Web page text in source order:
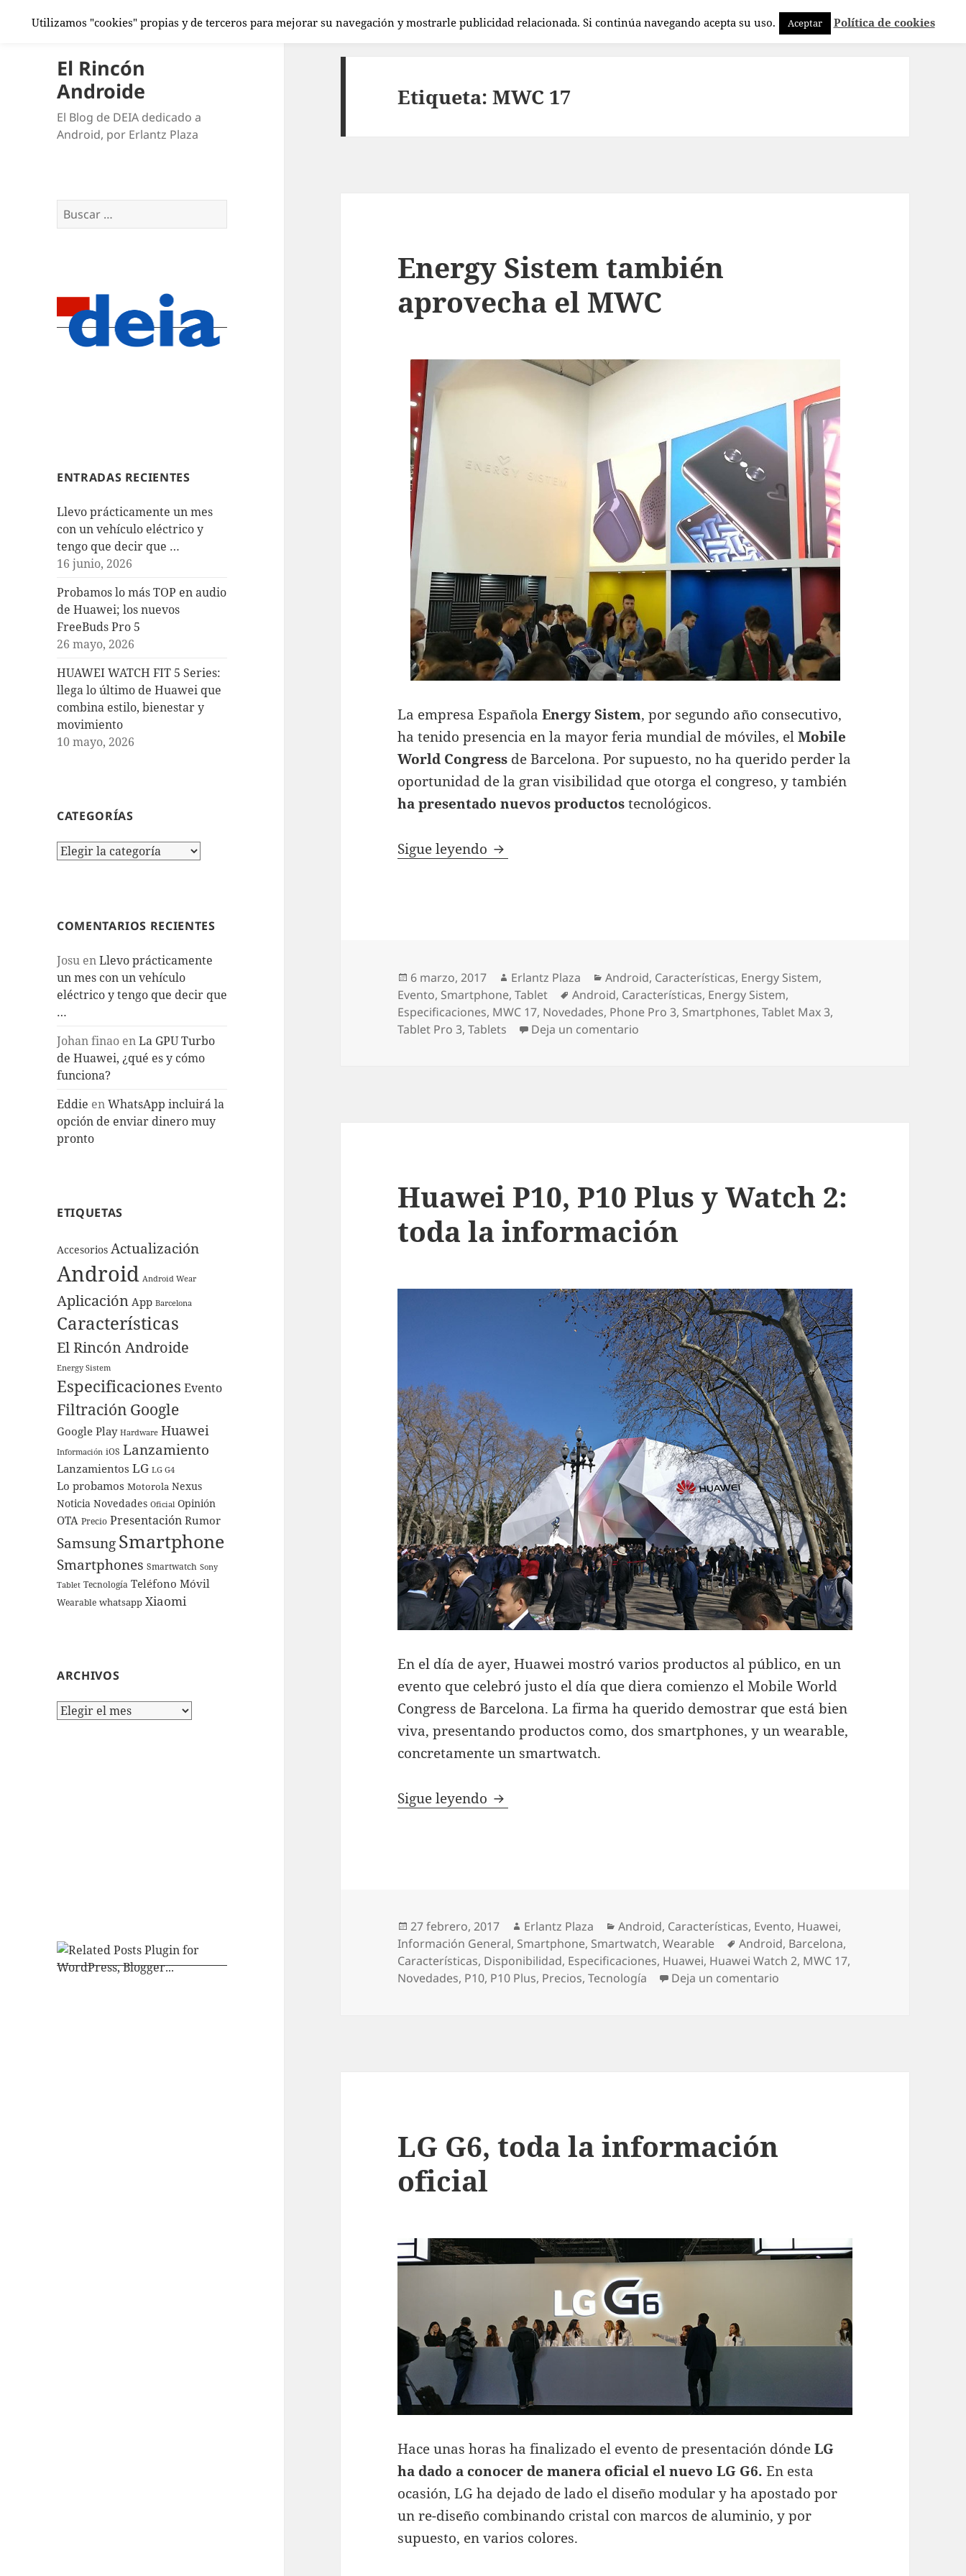
El Rincón
Androide
El Blog de DEIA dedicado a
Android, por Erlantz Plaza
Buscar:
ENTRADAS RECIENTES
Llevo prácticamente un mes
con un vehículo eléctrico y
tengo que decir que …
16 junio, 2026
Probamos lo más TOP en audio
de Huawei; los nuevos
FreeBuds Pro 5
26 mayo, 2026
HUAWEI WATCH FIT 5 Series:
llega lo último de Huawei que
combina estilo, bienestar y
movimiento
10 mayo, 2026
CATEGORÍAS
Categorías
COMENTARIOS RECIENTES
Josu enLlevo prácticamente
un mes con un vehículo
eléctrico y tengo que decir que
…
Johan finao enLa GPU Turbo
de Huawei, ¿qué es y cómo
funciona?
Eddie enWhatsApp incluirá la
opción de enviar dinero muy
pronto
ETIQUETAS
Accesorios Actualización
Android Android Wear
Aplicación App Barcelona
Características
El Rincón Androide
Energy Sistem
Especificaciones Evento
Filtración Google
Google Play Hardware Huawei
Información iOS Lanzamiento
Lanzamientos LG LG G4
Lo probamos Motorola Nexus
Noticia Novedades Oficial Opinión
OTA Precio Presentación Rumor
SamsungSmartphone
Smartphones Smartwatch Sony
Tablet Tecnología Teléfono Móvil
Wearable whatsapp Xiaomi
ARCHIVOS
Archivos
Etiqueta:MWC 17
Energy Sistem también
aprovecha el MWC
La empresa EspañolaEnergy Sistem, por segundo año consecutivo,
ha tenido presencia en la mayor feria mundial de móviles, elMobile
World Congress de Barcelona. Por supuesto, no ha querido perder la
oportunidad de la gran visibilidad que otorga el congreso, y también
ha presentado nuevos productostecnológicos.
Sigue leyendo Energy Sistem también aprovecha el MWC
Publicado
el
6 marzo, 2017 Autor
Erlantz Plaza Categorías
Android, Características, Energy Sistem,
Evento, Smartphone,Tablet Etiquetas
Android, Características, Energy Sistem,
Especificaciones, MWC 17, Novedades, Phone Pro 3, Smartphones,Tablet Max 3,
Tablet Pro 3,Tablets Deja un comentario
Huawei P10, P10 Plus y Watch 2:
toda la información
En el día de ayer, Huawei mostró varios productos al público, en un
evento que celebró justo el día que diera comienzo el Mobile World
Congress de Barcelona. La firma ha querido demostrar que está bien
viva, presentando productos como, dos smartphones, y un wearable,
concretamente un smartwatch.
Sigue leyendo Huawei P10, P10 Plus y Watch 2: toda la información
Publicado
el
27 febrero, 2017 Autor
Erlantz Plaza Categorías
Android, Características, Evento, Huawei,
Información General, Smartphone, Smartwatch,Wearable Etiquetas
Android, Barcelona,
Características, Disponibilidad, Especificaciones, Huawei, Huawei Watch 2, MWC 17,
Novedades, P10, P10 Plus, Precios,Tecnología Deja un comentario
LG G6, toda la información
oficial
Hace unas horas ha finalizado el evento de presentación dóndeLG
ha dado a conocer de manera oficial el nuevo LG G6. En esta
ocasión, LG ha dejado de lado el diseño modular y ha apostado por
un re-diseño combinando cristal con marcos de aluminio, y por
supuesto, en varios colores.
Utilizamos "cookies" propias y de terceros para mejorar su navegación y mostrarle publicidad relacionada. Si continúa navegando acepta su uso. Aceptar Política de cookies